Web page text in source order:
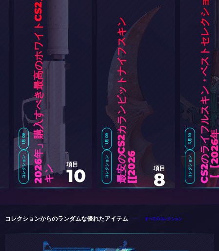
3月 10
コレクション C
S
2
の
ラ
イ
フ
ル
ス
キ
ン
・
ベ
ス
ト
セ
レ
ク
シ
ョ
ン
【
2
0
2
6
1月 09
コレクション 最
安
の
C
S
2
カ
ラ
ン
ビ
ッ
ト
ナ
イ
フ
ス
キ
ン
[
2
0
26
] 項目
8
1月 09
コレクション 2
02
6
年
」
購
入
す
べ
き
最
高
の
ホ
ワ
イ
ト
C
S
2
ス
キン 項目
10
コレクションからのランダムな優れたアイテム すべてのコレクション